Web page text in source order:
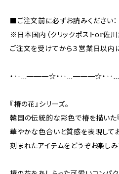
■ご注文前に必ずお読みください：
※日本国内（クリックポストor佐川
ご注文を受けてから３営業日以内
・‥…━━━☆・‥…━━━☆・
『椿の花』シリーズ。
韓国の伝統的な彩色で椿を描いた『
華やかな色合いと質感を表現して
刻まれたアイテムをどうぞお楽しみ